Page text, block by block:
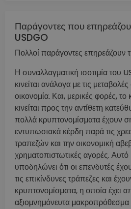
Παράγοντες που
USDGO
Πολλοί παράγοντες επηρεάζουν
Η συναλλαγματική ισοτιμία του
κινείται ανάλογα με τις
οικονομία. Και, μερικές φορές,
κινείται προς την αντίθετη
πολλά κρυπτονομίσματα έχουν
εντυπωσιακά κέρδη παρά τις
τραπεζών και την οικονομική
χρηματοπιστωτικές αγορές.
υποδηλώνει ότι οι επενδυτές
τις επικίνδυνες τράπεζες και
κρυπτονομίσματα, η οποία έχει
αξιομνημόνευτα μακροπρόθεσμα